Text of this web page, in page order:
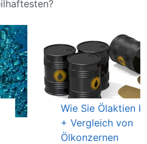
Wie Sie Ölaktien
+ Vergleich von
Ölkonzernen